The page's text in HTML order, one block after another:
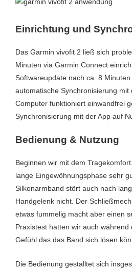
Einrichtung und
Das Garmin vivofit 2 ließ sich
Minuten via Garmin Connect
Softwareupdate nach ca. 8
automatische Synchronisierung
Computer funktioniert einwandfrei
Synchronisierung mit der App auf
Bedienung & Nutzung
Beginnen wir mit dem
lange Eingewöhnungsphase sehr
Silkonarmband stört auch nach
Handgelenk nicht. Der
etwas fummelig macht aber einen
Praxistest hatten wir auch während
Gefühl das das Band sich lösen
Die Bedienung gestalltet sich